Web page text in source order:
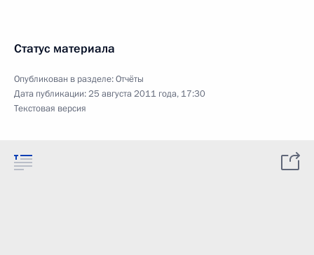
Статус материала
Опубликован в разделе:Отчёты
Дата публикации:25 августа 2011 года, 17:30
Текстовая версия